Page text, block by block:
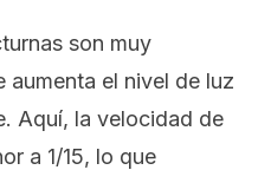
son muy
aumenta el nivel de luz
Aquí, la velocidad de
a 1/15, lo que